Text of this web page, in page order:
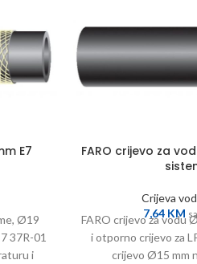
E7
Ø19
37R-01
i
FARO crijevo za
Crijeva
7,64 KM
FARO crijevo za vodu
i otporno crijevo za
crijevo Ø15 mm